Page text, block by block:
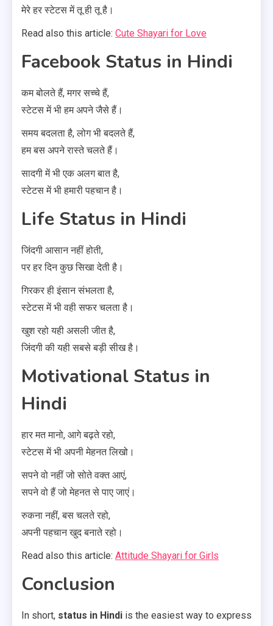
मेरे हर स्टेटस में तू ही तू है।
Read also this article: Cute Shayari for Love
Facebook Status in Hindi
कम बोलते हैं, मगर सच्चे हैं,
स्टेटस में भी हम अपने जैसे हैं।
समय बदलता है, लोग भी बदलते हैं,
हम बस अपने रास्ते चलते हैं।
सादगी में भी एक अलग बात है,
स्टेटस में भी हमारी पहचान है।
Life Status in Hindi
जिंदगी आसान नहीं होती,
पर हर दिन कुछ सिखा देती है।
गिरकर ही इंसान संभलता है,
स्टेटस में भी वही सफर चलता है।
खुश रहो यही असली जीत है,
जिंदगी की यही सबसे बड़ी सीख है।
Motivational Status in
Hindi
हार मत मानो, आगे बढ़ते रहो,
स्टेटस में भी अपनी मेहनत लिखो।
सपने वो नहीं जो सोते वक्त आएं,
सपने वो हैं जो मेहनत से पाए जाएं।
रुकना नहीं, बस चलते रहो,
अपनी पहचान खुद बनाते रहो।
Read also this article: Attitude Shayari for Girls
Conclusion
In short, status in Hindi is the easiest way to express